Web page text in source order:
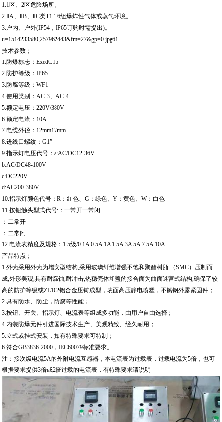
1.1区、2区危险场所。
2.ⅡA、ⅡB、ⅡC类T1-T6组爆炸性气体或蒸气环境。
3.户内、户外(IP54，IP65订购时需提出)。
u=1514233580,257962443&fm=27&gp=0.jpg61
技术参数；
1.防爆标志：ExedCT6
2.防护等级：IP65
3.防腐等级：WF1
4.使用类别：AC-3、AC-4
5.额定电压：220V/380V
6.额定电流：10A
7.电缆外径：12mm17mm
8.进线口螺纹：G1”
9.指示灯电压代号：a:AC/DC12-36V
b:AC/DC48-100V
c:DC220V
d:AC200-380V
10.指示灯颜色代号：R：红色、G：绿色、Y：黄色、W：白色
11.按钮触头型式代号:：一常开一常闭
：二常开
：二常闭
12.电流表精度及规格：1.5级/0.1A 0.5A 1A 1.5A 3A 5A 7.5A 10A
产品特点；
1.外壳采用外壳为增安型结构,采用玻璃纤维增强不饱和聚酯树脂.（SMC）压制而
成,外形美观,具有耐腐蚀,耐冲击,热稳壳体和盖的接合面为曲面迷宫式结构,确保了较
高的防护等级或ZL102铝合金压铸成型，表面高压静电喷塑，不锈钢外露紧固件；
2.具有防水、防尘，防腐等性能；
3.按钮、开关、指示灯、电流表等组成多功能，由用户自由选择；
4.内装防爆元件引进国际技术生产、美观精致、经久耐用；
5.立式或挂式安装，如有特殊要求可特制；
6.符合GB3836-2000，IEC60079标准要求。
注：接次级电流5A的外附电流互感器，本电流表为过载表，过载电流为5倍，也可
根据要求提供3倍或2倍过载的电流表，有特殊要求请说明